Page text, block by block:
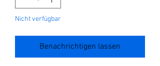
Nicht verfügbar
Benachrichtigen lassen